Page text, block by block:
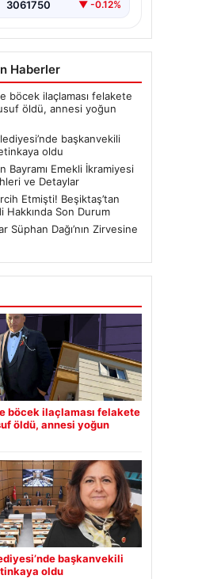
3061750 ▼ -0.12%
Haberler
böcek ilaçlaması felakete
öldü, annesi yoğun
başkanvekili
oldu
Bayramı Emekli İkramiyesi
ve Detaylar
Etmişti! Beşiktaş’tan
Hakkında Son Durum
Süphan Dağı’nın Zirvesine
böcek ilaçlaması felakete
öldü, annesi yoğun
başkanvekili
oldu